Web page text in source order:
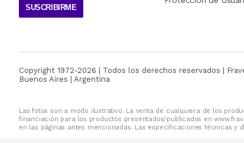
SUSCRIBIRME
Copyright 1972-2026 | Todos los derechos reservados |
Buenos Aires | Argentina
Las fotos son a modo ilustrativo. La venta de cualquiera de los
financiación para los productos presentados/publicados en
en las páginas antes mencionadas. Las especificaciones técnicas y